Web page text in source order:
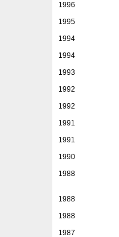
1996
1995
1994
1994
1993
1992
1992
1991
1991
1990
1988
1988
1988
1987